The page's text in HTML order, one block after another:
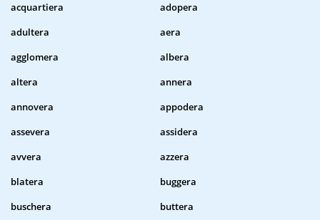
acquartiera
adopera
adultera
aera
agglomera
albera
altera
annera
annovera
appodera
assevera
assidera
avvera
azzera
blatera
buggera
buschera
buttera